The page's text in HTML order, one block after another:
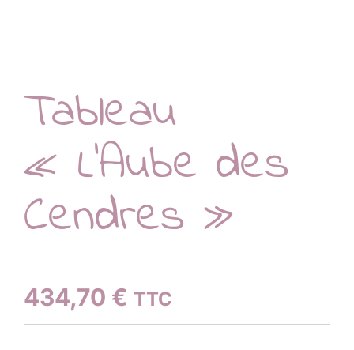
Tableau
« L’Aube des
Cendres »
434,70 € TTC